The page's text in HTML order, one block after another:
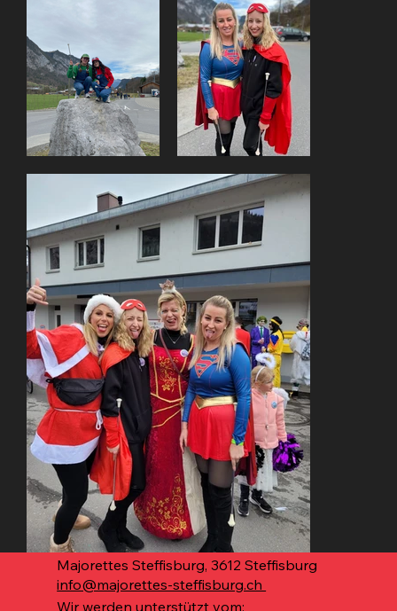
Majorettes Steffisburg, 3612 Steffisburg
​info@majorettes-steffisburg.ch
Wir werden unterstützt vom: